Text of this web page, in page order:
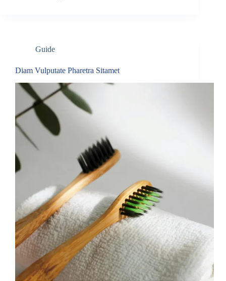
Guide
Diam Vulputate Pharetra Sitamet